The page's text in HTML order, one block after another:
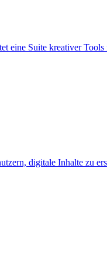
eine Suite kreativer
digitale Inhalte zu